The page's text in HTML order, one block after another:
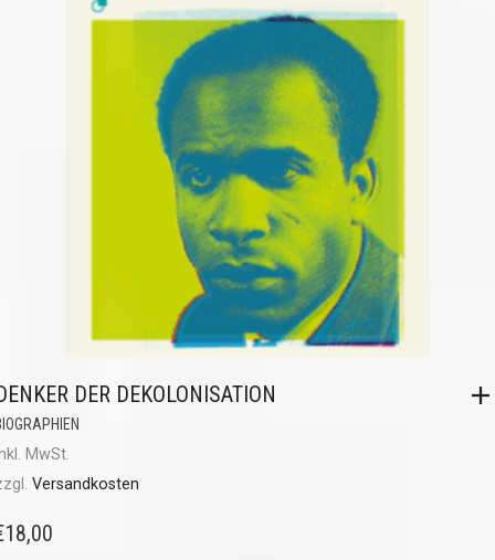
DER DEKOLONISATION
MwSt.
Versandkosten
18,00